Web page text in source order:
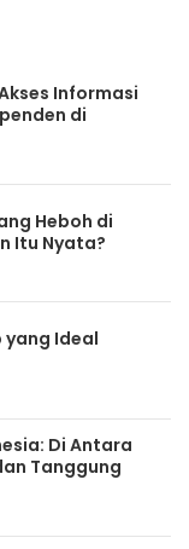
Informasi
di
Heboh di
Itu Nyata?
yang Ideal
Di Antara
Tanggung